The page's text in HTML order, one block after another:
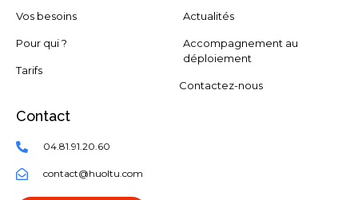
Vos besoins
Pour qui ?
Tarifs
Actualités
Accompagnement au
déploiement
Contactez-nous
Contact
04.81.91.20.60
contact@huoltu.com​